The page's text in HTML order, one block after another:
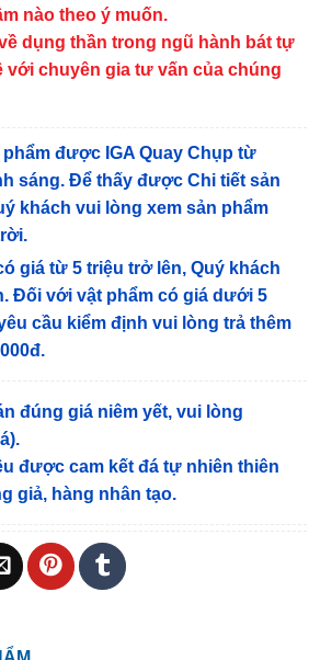
nào theo ý muốn.
dụng thần trong ngũ hành bát tự
với chuyên gia tư vấn của chúng
phẩm được IGA Quay Chụp từ
sáng. Để thấy được Chi tiết sản
khách vui lòng xem sản phẩm
giá từ 5 triệu trở lên, Quý khách
. Đối với vật phẩm có giá dưới 5
cầu kiểm định vui lòng trả thêm
đúng giá niêm yết, vui lòng
được cam kết đá tự nhiên thiên
giả, hàng nhân tạo.